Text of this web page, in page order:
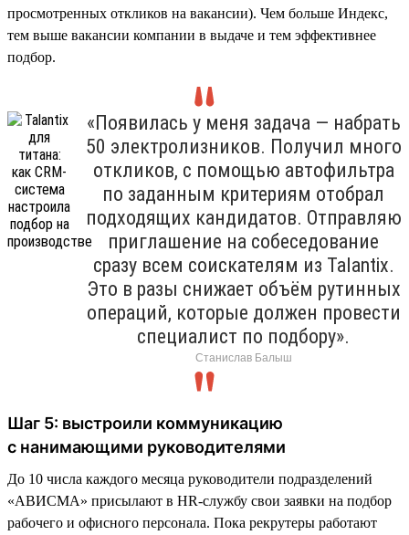
просмотренных откликов на вакансии). Чем больше Индекс,
тем выше вакансии компании в выдаче и тем эффективнее
подбор.
«Появилась у меня задача — набрать
50 электролизников. Получил много
откликов, с помощью автофильтра
по заданным критериям отобрал
подходящих кандидатов. Отправляю
приглашение на собеседование
сразу всем соискателям из Talantix.
Это в разы снижает объём рутинных
операций, которые должен провести
специалист по подбору».
Станислав Балыш
Шаг 5: выстроили коммуникацию
с нанимающими руководителями
До 10 числа каждого месяца руководители подразделений
«АВИСМА» присылают в HR-службу свои заявки на подбор
рабочего и офисного персонала. Пока рекрутеры работают